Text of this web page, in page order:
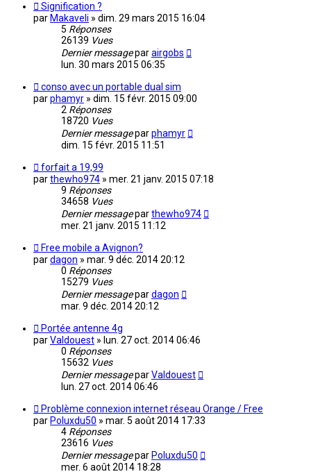
Signification ?
par Makaveli » dim. 29 mars 2015 16:04
5 Réponses
26139 Vues
Dernier messageparairgobs
lun. 30 mars 2015 06:35
conso avec un portable dual sim
parphamyr » dim. 15 févr. 2015 09:00
2 Réponses
18720 Vues
Dernier messageparphamyr
dim. 15 févr. 2015 11:51
forfait a 19,99
parthewho974 » mer. 21 janv. 2015 07:18
9 Réponses
34658 Vues
Dernier messageparthewho974
mer. 21 janv. 2015 11:12
Free mobile a Avignon?
pardagon » mar. 9 déc. 2014 20:12
0 Réponses
15279 Vues
Dernier messagepardagon
mar. 9 déc. 2014 20:12
Portée antenne 4g
parValdouest » lun. 27 oct. 2014 06:46
0 Réponses
15632 Vues
Dernier messageparValdouest
lun. 27 oct. 2014 06:46
Problème connexion internet réseau Orange / Free
par Poluxdu50 » mar. 5 août 2014 17:33
4 Réponses
23616 Vues
Dernier messagepar Poluxdu50
mer. 6 août 2014 18:28